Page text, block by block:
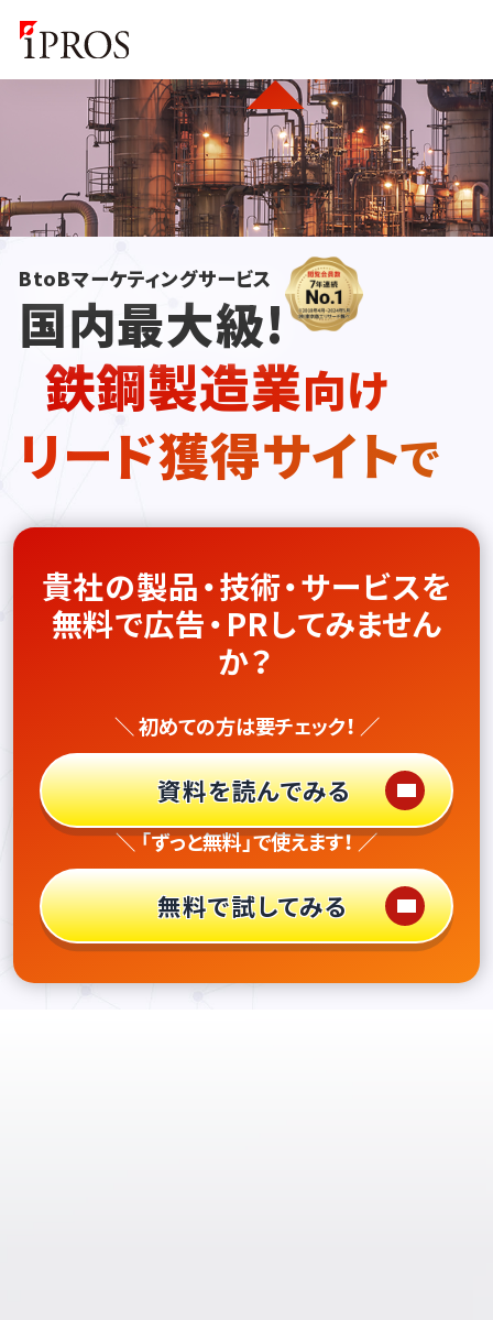
BtoBマーケティングサービス
国内最大級!
鉄鋼製造業向け
リード獲得サイトで
貴社の製品・技術・サービスを
無料で広告・PRしてみません
か？
＼ 初めての方は要チェック！ ／
資料を読んでみる
＼ 「ずっと無料」で使えます！ ／
無料で試してみる